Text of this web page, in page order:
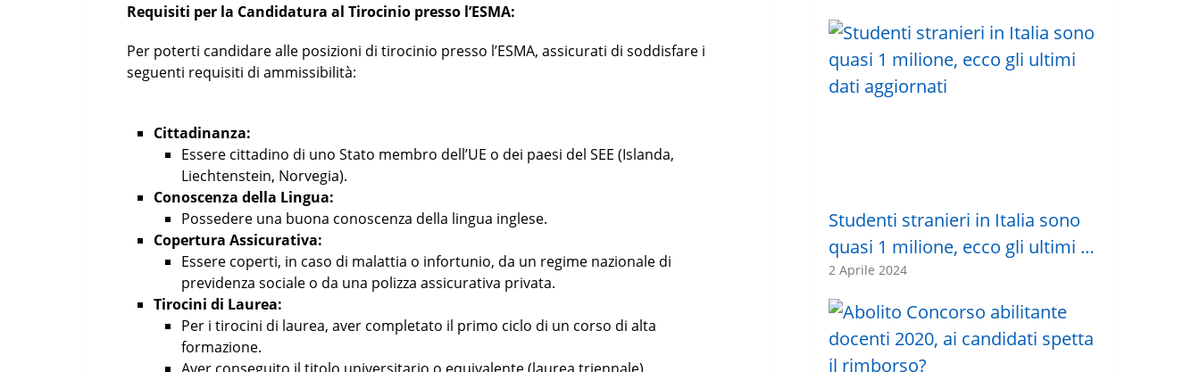
Requisiti per la Candidatura al Tirocinio presso l’ESMA:
Per poterti candidare alle posizioni di tirocinio presso l’ESMA, assicurati di soddisfare i
seguenti requisiti di ammissibilità:
Cittadinanza:
Essere cittadino di uno Stato membro dell’UE o dei paesi del SEE (Islanda,
Liechtenstein, Norvegia).
Conoscenza della Lingua:
Possedere una buona conoscenza della lingua inglese.
Copertura Assicurativa:
Essere coperti, in caso di malattia o infortunio, da un regime nazionale di
previdenza sociale o da una polizza assicurativa privata.
Tirocini di Laurea:
Per i tirocini di laurea, aver completato il primo ciclo di un corso di alta
formazione.
Aver conseguito il titolo universitario o equivalente (laurea triennale).
Studenti stranieri in Italia sono
quasi 1 milione, ecco gli ultimi …
2 Aprile 2024